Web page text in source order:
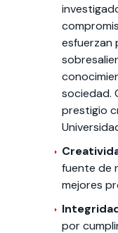
esfuerzan
sociedad.
prestigio
fuente de
mejores
por